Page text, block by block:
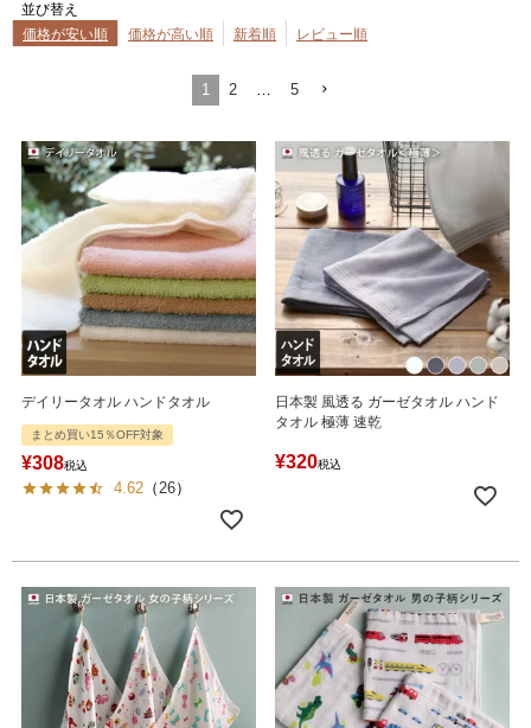
並び替え
価格が安い順
価格が高い順 新着順 レビュー順
1 2 … 5
デイリータオル ハンドタオル
まとめ買い15％OFF対象
¥308税込
4.62 （ 26）
日本製 風透る ガーゼタオル ハンド
タオル 極薄 速乾
¥320税込